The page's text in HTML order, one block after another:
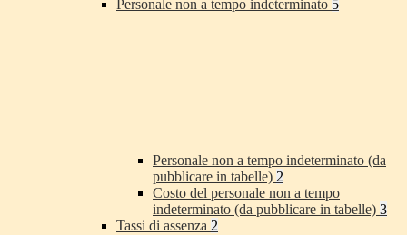
Personale non a tempo indeterminato 5
Personale non a tempo indeterminato (da
pubblicare in tabelle) 2
Costo del personale non a tempo
indeterminato (da pubblicare in tabelle) 3
Tassi di assenza 2